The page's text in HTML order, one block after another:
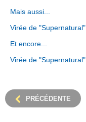
Mais aussi...
Virée de "Supernatural"
Et encore...
Virée de "Supernatural"
PRÉCÉDENTE